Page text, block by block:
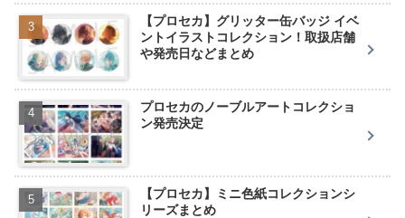
【プロセカ】グリッター缶バッジ イベ
ントイラストコレクション！取扱店舗
や発売日などまとめ
プロセカのノーブルアートコレクショ
ン発売決定
【プロセカ】ミニ色紙コレクションシ
リーズまとめ